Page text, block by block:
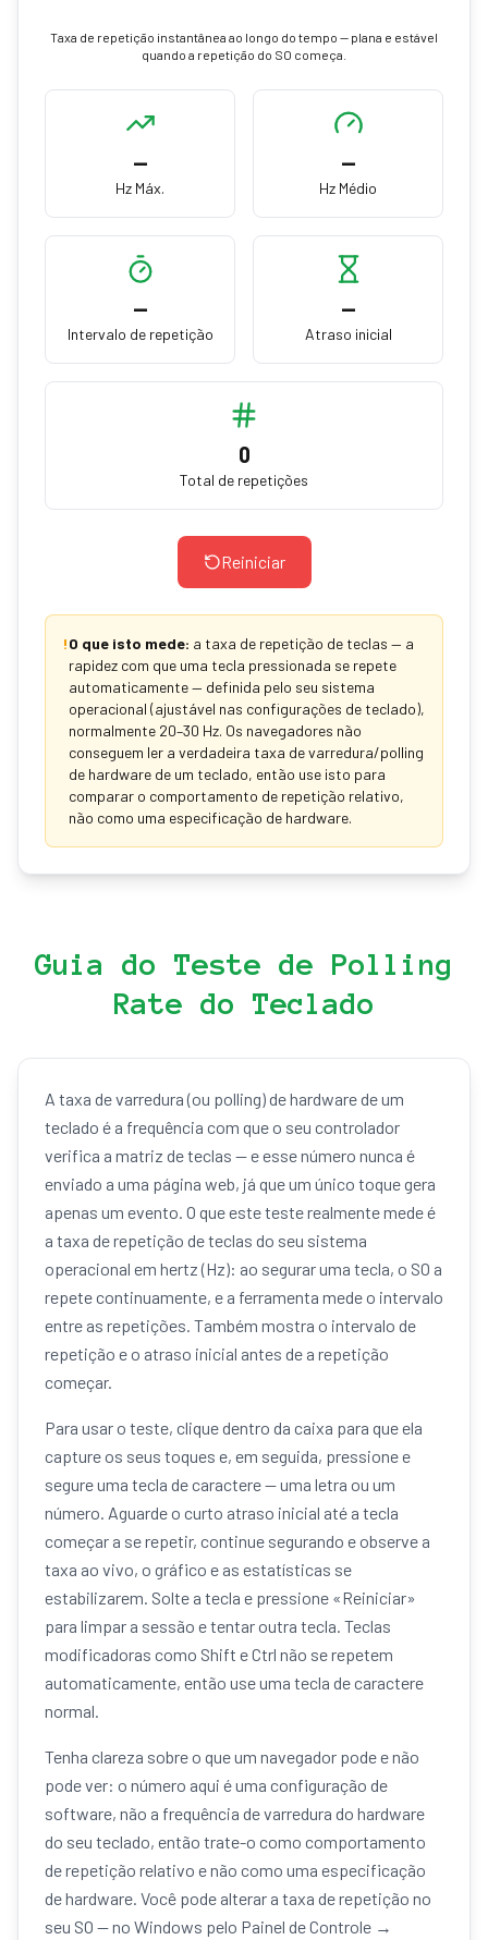
Taxa de repetição instantânea ao longo do tempo — plana e estável
quando a repetição do SO começa.
—
Hz Máx.
—
Hz Médio
—
Intervalo de repetição
—
Atraso inicial
0
Total de repetições
Reiniciar
!O que isto mede: a taxa de repetição de teclas — a
rapidez com que uma tecla pressionada se repete
automaticamente — definida pelo seu sistema
operacional (ajustável nas configurações de teclado),
normalmente 20–30 Hz. Os navegadores não
conseguem ler a verdadeira taxa de varredura/polling
de hardware de um teclado, então use isto para
comparar o comportamento de repetição relativo,
não como uma especificação de hardware.
Guia do Teste de Polling
Rate do Teclado
A taxa de varredura (ou polling) de hardware de um
teclado é a frequência com que o seu controlador
verifica a matriz de teclas — e esse número nunca é
enviado a uma página web, já que um único toque gera
apenas um evento. O que este teste realmente mede é
a taxa de repetição de teclas do seu sistema
operacional em hertz (Hz): ao segurar uma tecla, o SO a
repete continuamente, e a ferramenta mede o intervalo
entre as repetições. Também mostra o intervalo de
repetição e o atraso inicial antes de a repetição
começar.
Para usar o teste, clique dentro da caixa para que ela
capture os seus toques e, em seguida, pressione e
segure uma tecla de caractere — uma letra ou um
número. Aguarde o curto atraso inicial até a tecla
começar a se repetir, continue segurando e observe a
taxa ao vivo, o gráfico e as estatísticas se
estabilizarem. Solte a tecla e pressione «Reiniciar»
para limpar a sessão e tentar outra tecla. Teclas
modificadoras como Shift e Ctrl não se repetem
automaticamente, então use uma tecla de caractere
normal.
Tenha clareza sobre o que um navegador pode e não
pode ver: o número aqui é uma configuração de
software, não a frequência de varredura do hardware
do seu teclado, então trate-o como comportamento
de repetição relativo e não como uma especificação
de hardware. Você pode alterar a taxa de repetição no
seu SO — no Windows pelo Painel de Controle →